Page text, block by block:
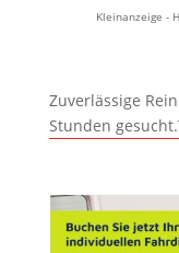
Kleinanzeige -
Zuverlässige
Stunden